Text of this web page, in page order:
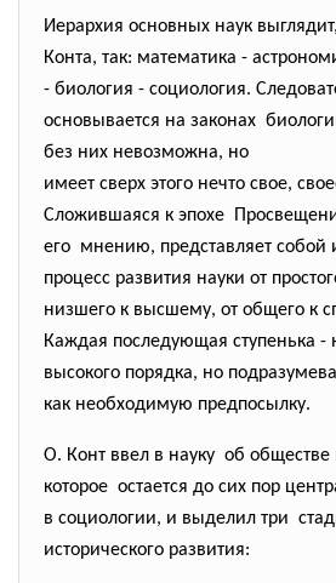
Иерархия основных наук
Конта, так: математика -
- биология - социология.
основывается на законах
без них невозможна, но
имеет сверх этого нечто свое,
Сложившаяся к эпохе
его мнению, представляет собой
процесс развития науки от
низшего к высшему, от общего к
Каждая последующая ступенька -
высокого порядка, но
как необходимую предпосылку.
О. Конт ввел в науку об обществе
которое остается до сих пор
в социологии, и выделил три
исторического развития: